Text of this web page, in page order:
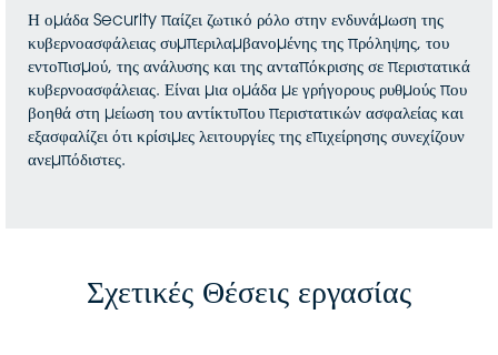
Η ομάδα Security παίζει ζωτικό ρόλο στην ενδυνάμωση της
κυβερνοασφάλειας συμπεριλαμβανομένης της πρόληψης, του
εντοπισμού, της ανάλυσης και της ανταπόκρισης σε περιστατικά
κυβερνοασφάλειας. Είναι μια ομάδα με γρήγορους ρυθμούς που
βοηθά στη μείωση του αντίκτυπου περιστατικών ασφαλείας και
εξασφαλίζει ότι κρίσιμες λειτουργίες της επιχείρησης συνεχίζουν
ανεμπόδιστες.
Σχετικές Θέσεις εργασίας